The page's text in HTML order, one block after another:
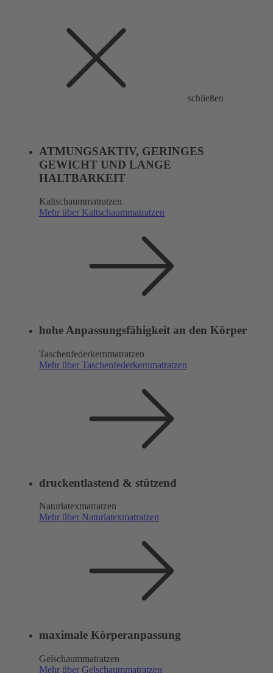
schließen
ATMUNGSAKTIV, GERINGES
GEWICHT UND LANGE
HALTBARKEIT
Kaltschaummatratzen
Mehr über Kaltschaummatratzen
hohe Anpassungsfähigkeit an den Körper
Taschenfederkernmatratzen
Mehr über Taschenfederkernmatratzen
druckentlastend & stützend
Naturlatexmatratzen
Mehr über Naturlatexmatratzen
maximale Körperanpassung
Gelschaummatratzen
Mehr über Gelschaummatratzen